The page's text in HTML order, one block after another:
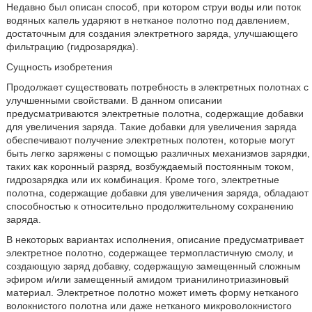
Недавно был описан способ, при котором струи воды или поток
водяных капель ударяют в нетканое полотно под давлением,
достаточным для создания электретного заряда, улучшающего
фильтрацию (гидрозарядка).
Сущность изобретения
Продолжает существовать потребность в электретных полотнах с
улучшенными свойствами. В данном описании
предусматриваются электретные полотна, содержащие добавки
для увеличения заряда. Такие добавки для увеличения заряда
обеспечивают получение электретных полотен, которые могут
быть легко заряжены с помощью различных механизмов зарядки,
таких как коронный разряд, возбуждаемый постоянным током,
гидрозарядка или их комбинация. Кроме того, электретные
полотна, содержащие добавки для увеличения заряда, обладают
способностью к относительно продолжительному сохранению
заряда.
В некоторых вариантах исполнения, описание предусматривает
электретное полотно, содержащее термопластичную смолу, и
создающую заряд добавку, содержащую замещенный сложным
эфиром и/или замещенный амидом трианилинотриазиновый
материал. Электретное полотно может иметь форму нетканого
волокнистого полотна или даже нетканого микроволокнистого